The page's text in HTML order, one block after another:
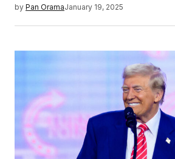
by Pan OramaJanuary 19, 2025